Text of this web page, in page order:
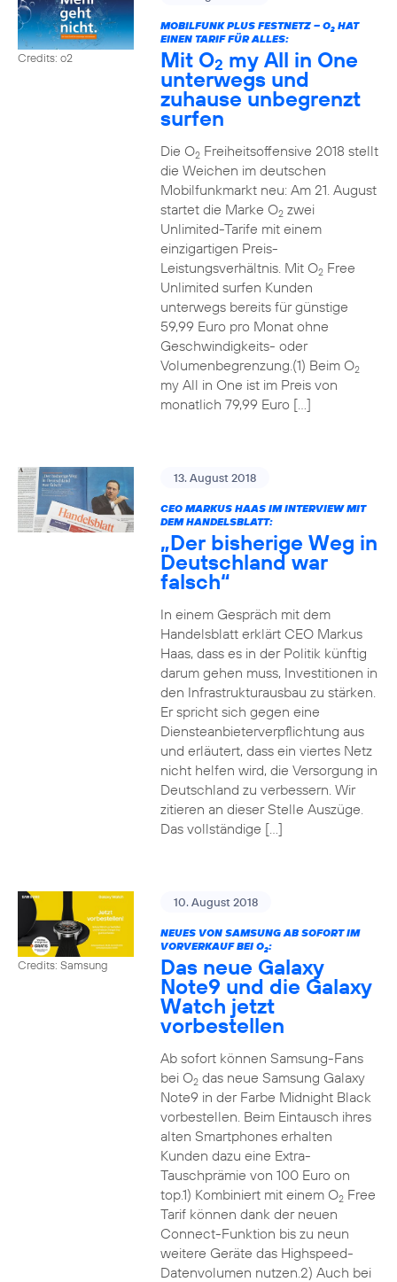
Credits: o2
MOBILFUNK PLUS FESTNETZ – O2HAT
EINEN TARIF FÜR ALLES:
Mit O2 my All in One
unterwegs und
zuhause unbegrenzt
surfen
Die O2Freiheitsoffensive 2018 stellt
die Weichen im deutschen
Mobilfunkmarkt neu: Am 21. August
startet die Marke O2zwei
Unlimited-Tarife mit einem
einzigartigen Preis-
Leistungsverhältnis. Mit O2Free
Unlimited surfen Kunden
unterwegs bereits für günstige
59,99 Euro pro Monat ohne
Geschwindigkeits- oder
Volumenbegrenzung.(1) Beim O2
my All in One ist im Preis von
monatlich 79,99 Euro […]
13. August 2018
CEO MARKUS HAAS IM INTERVIEW MIT
DEM HANDELSBLATT:
„Der bisherige Weg in
Deutschland war
falsch“
In einem Gespräch mit dem
Handelsblatt erklärt CEO Markus
Haas, dass es in der Politik künftig
darum gehen muss, Investitionen in
den Infrastrukturausbau zu stärken.
Er spricht sich gegen eine
Diensteanbieterverpflichtung aus
und erläutert, dass ein viertes Netz
nicht helfen wird, die Versorgung in
Deutschland zu verbessern. Wir
zitieren an dieser Stelle Auszüge.
Das vollständige […]
Credits: Samsung
10. August 2018
NEUES VON SAMSUNG AB SOFORT IM
VORVERKAUF BEI O2:
Das neue Galaxy
Note9 und die Galaxy
Watch jetzt
vorbestellen
Ab sofort können Samsung-Fans
bei O2das neue Samsung Galaxy
Note9 in der Farbe Midnight Black
vorbestellen. Beim Eintausch ihres
alten Smartphones erhalten
Kunden dazu eine Extra-
Tauschprämie von 100 Euro on
top.1) Kombiniert mit einem O2Free
Tarif können dank der neuen
Connect-Funktion bis zu neun
weitere Geräte das Highspeed-
Datenvolumen nutzen.2) Auch bei